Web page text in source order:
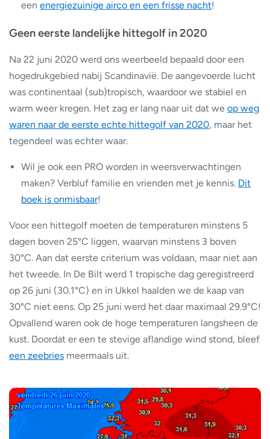
een energiezuinige airco en een frisse nacht!
Geen eerste landelijke hittegolf in 2020
Na 22 juni 2020 werd ons weerbeeld bepaald door een
hogedrukgebied nabij Scandinavië. De aangevoerde lucht
was continentaal (sub)tropisch, waardoor we stabiel en
warm weer kregen. Het zag er lang naar uit dat we op weg
waren naar de eerste echte hittegolf van 2020, maar het
tegendeel was echter waar.
Wil je ook een PRO worden in weersverwachtingen
maken? Verbluf familie en vrienden met je kennis. Dit
boek is onmisbaar!
Voor een hittegolf moeten de temperaturen minstens 5
dagen boven 25°C liggen, waarvan minstens 3 boven
30°C. Aan dat eerste criterium was voldaan, maar niet aan
het tweede. In De Bilt werd 1 tropische dag geregistreerd
op 26 juni (30.1°C) en in Ukkel haalden we de kaap van
30°C niet eens. Op 25 juni werd het daar maximaal 29.9°C!
Opvallend waren ook de hoge temperaturen langsheen de
kust. Doordat er een te stevige aflandige wind stond, bleef
een zeebries meermaals uit.